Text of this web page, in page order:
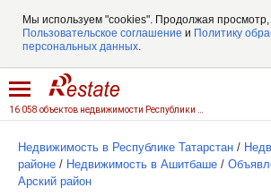
Мы используем "cookies". Продолжая
Пользовательское соглашение и Политику
персональных данных.
Недвижимость в Республике Татарстан /
районе / Недвижимость в Ашитбаше /
Арский район